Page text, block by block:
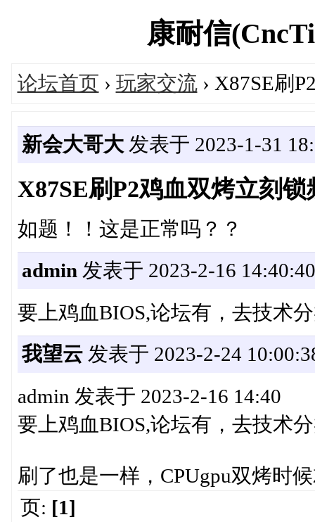
康耐信
论坛首页 › 玩家交流› X87SE刷
新会大哥大发表于 2023-1-31
X87SE刷P2鸡血双烤立刻锁
如题！！这是正常吗？？
admin 发表于 2023-2-16 14:40:40
要上鸡血BIOS,论坛有，去技术
我望云发表于 2023-2-24
admin 发表于 2023-2-16 14:40
要上鸡血BIOS,论坛有，去技术
刷了也是一样，CPUgpu双烤时
页: [1]